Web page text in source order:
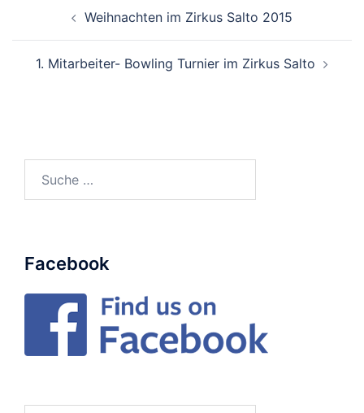
Weihnachten im Zirkus Salto 2015
1. Mitarbeiter- Bowling Turnier im Zirkus Salto
Facebook